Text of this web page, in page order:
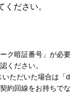
ださい。
ク暗証番号」が必要
ください。
ただいた場合は「d
約回線をお持ちでな